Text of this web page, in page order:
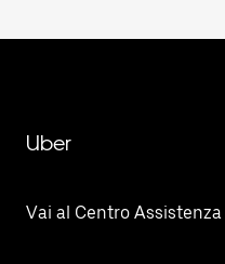
Uber
Vai al Centro Assistenza